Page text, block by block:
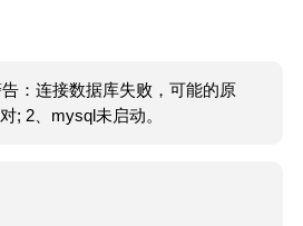
：连接数据库失败，可能的原
; 2、mysql未启动。